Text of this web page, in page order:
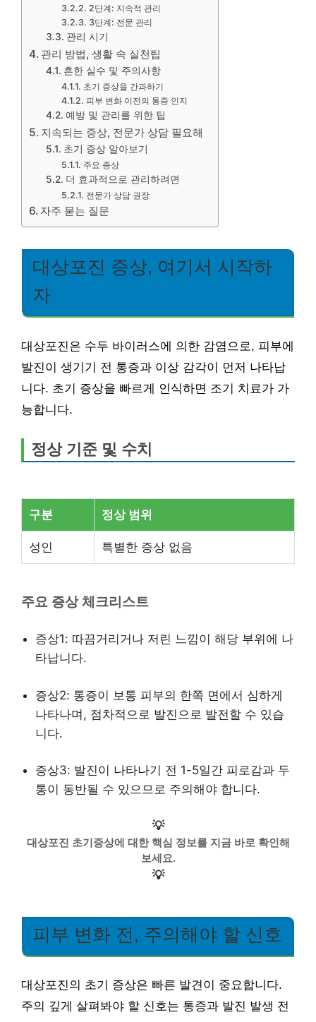
2단계: 지속적 관리
3단계: 전문 관리
관리 시기
관리 방법, 생활 속 실천팁
흔한 실수 및 주의사항
초기 증상을 간과하기
피부 변화 이전의 통증 인지
예방 및 관리를 위한 팁
지속되는 증상, 전문가 상담 필요해
초기 증상 알아보기
주요 증상
더 효과적으로 관리하려면
전문가 상담 권장
자주 묻는 질문
대상포진 증상, 여기서 시작하
자
대상포진은 수두 바이러스에 의한 감염으로, 피부에
발진이 생기기 전 통증과 이상 감각이 먼저 나타납
니다. 초기 증상을 빠르게 인식하면 조기 치료가 가
능합니다.
정상 기준 및 수치
구분 정상 범위
성인 특별한 증상 없음
주요 증상 체크리스트
증상1: 따끔거리거나 저린 느낌이 해당 부위에 나
타납니다.
증상2: 통증이 보통 피부의 한쪽 면에서 심하게
나타나며, 점차적으로 발진으로 발전할 수 있습
니다.
증상3: 발진이 나타나기 전 1-5일간 피로감과 두
통이 동반될 수 있으므로 주의해야 합니다.
💡
대상포진 초기증상에 대한 핵심 정보를 지금 바로 확인해
보세요.
💡
피부 변화 전, 주의해야 할 신호
대상포진의 초기 증상은 빠른 발견이 중요합니다.
주의 깊게 살펴봐야 할 신호는 통증과 발진 발생 전